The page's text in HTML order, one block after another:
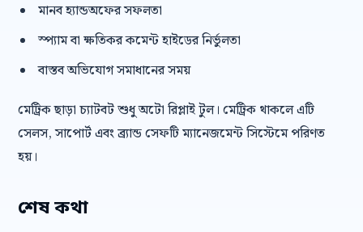
মানব হ্যান্ডঅফের সফলতা
স্প্যাম বা ক্ষতিকর কমেন্ট হাইডের নির্ভুলতা
বাস্তব অভিযোগ সমাধানের সময়
মেট্রিক ছাড়া চ্যাটবট শুধু অটো রিপ্লাই টুল। মেট্রিক থাকলে এটি
সেলস, সাপোর্ট এবং ব্র্যান্ড সেফটি ম্যানেজমেন্ট সিস্টেমে পরিণত
হয়।
শেষ কথা